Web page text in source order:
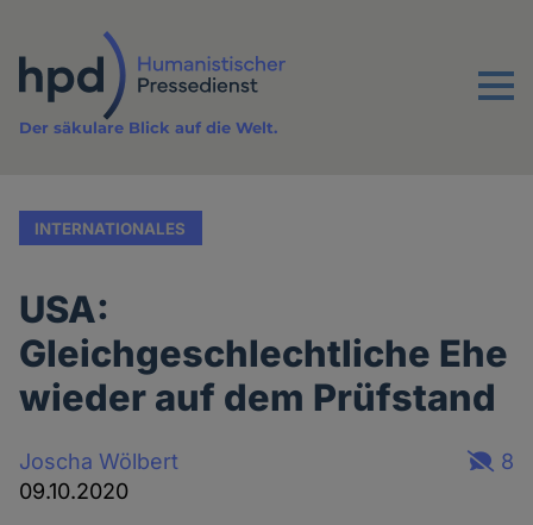
Inhalt
Menu
Der säkulare Blick auf die Welt.
INTERNATIONALES
USA:
Gleichgeschlechtliche Ehe
wieder auf dem Prüfstand
Joscha Wölbert
09.10.2020
8